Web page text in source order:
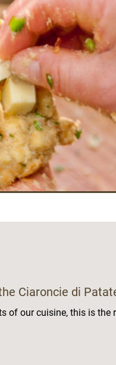
Ciaroncie di
our cuisine, this is